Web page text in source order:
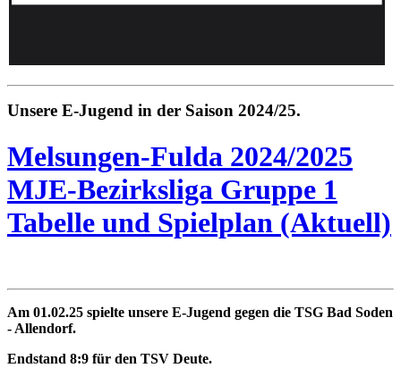
Unsere E-Jugend in der Saison 2024/25.
Melsungen-Fulda 2024/2025
MJE-Bezirksliga Gruppe 1
Tabelle und Spielplan (Aktuell)
Am 01.02.25 spielte unsere E-Jugend gegen die TSG Bad Soden
- Allendorf.
Endstand 8:9 für den TSV Deute.